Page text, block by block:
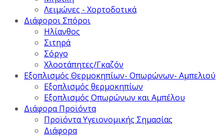
Λειμώνες - Χορτοδοτικά
Διάφοροι Σπόροι
Ηλίανθος
Σιτηρά
Σόργο
Χλοοτάπητες/Γκαζόν
Εξοπλισμός Θερμοκηπίων- Οπωρώνων- Αμπελιού
Εξοπλισμός θερμοκηπίων
Εξοπλισμός Οπωρώνων και Αμπέλου
Διάφορα Προϊόντα
Προϊόντα Υγειονομικής Σημασίας
Διάφορα